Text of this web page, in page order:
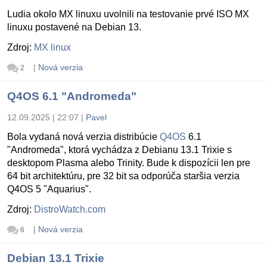
Ludia okolo MX linuxu uvolnili na testovanie prvé ISO MX
linuxu postavené na Debian 13.
Zdroj: MX linux
2 | Nová verzia
Q4OS 6.1 "Andromeda"
12.09.2025 | 22:07 | Pavel
Bola vydaná nová verzia distribúcie Q4OS 6.1
"Andromeda", ktorá vychádza z Debianu 13.1 Trixie s
desktopom Plasma alebo Trinity. Bude k dispozícii len pre
64 bit architektúru, pre 32 bit sa odporúča staršia verzia
Q4OS 5 "Aquarius".
Zdroj: DistroWatch.com
6 | Nová verzia
Debian 13.1 Trixie